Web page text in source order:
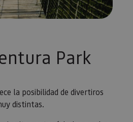
Park
la posibilidad de divertiros
distintas.